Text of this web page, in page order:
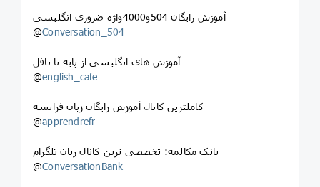
آموزش رایگان 504و4000واژه ضروری انگلیسی
@Conversation_504
آموزش های انگلیسی از پایه تا تافل
@english_cafe
کاملترین کانال آموزش رایگان زبان فرانسه
@apprendrefr
بانک مکالمه: تخصصی ترین کانال زبان تلگرام
@ConversationBank